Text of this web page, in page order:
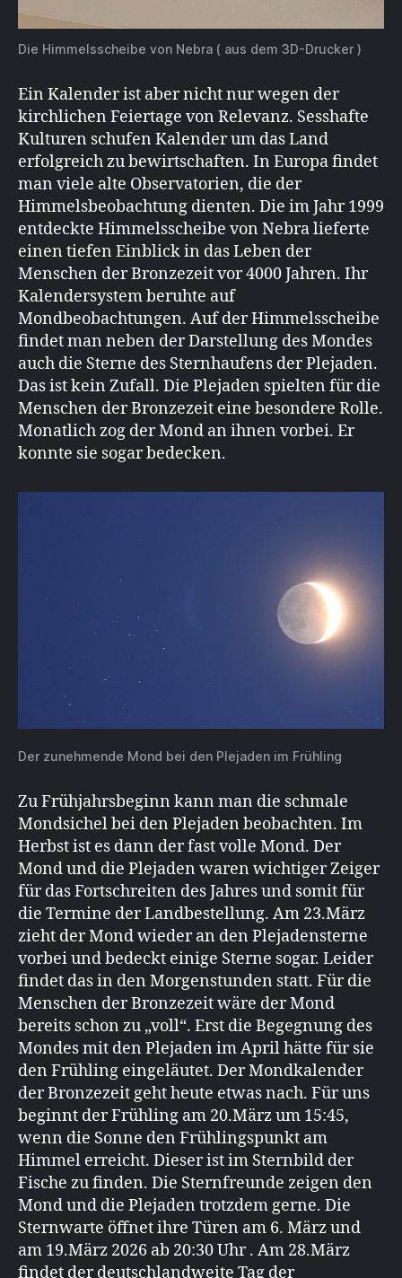
Die Himmelsscheibe von Nebra ( aus dem 3D-Drucker )
Ein Kalender ist aber nicht nur wegen der
kirchlichen Feiertage von Relevanz. Sesshafte
Kulturen schufen Kalender um das Land
erfolgreich zu bewirtschaften. In Europa findet
man viele alte Observatorien, die der
Himmelsbeobachtung dienten. Die im Jahr 1999
entdeckte Himmelsscheibe von Nebra lieferte
einen tiefen Einblick in das Leben der
Menschen der Bronzezeit vor 4000 Jahren. Ihr
Kalendersystem beruhte auf
Mondbeobachtungen. Auf der Himmelsscheibe
findet man neben der Darstellung des Mondes
auch die Sterne des Sternhaufens der Plejaden.
Das ist kein Zufall. Die Plejaden spielten für die
Menschen der Bronzezeit eine besondere Rolle.
Monatlich zog der Mond an ihnen vorbei. Er
konnte sie sogar bedecken.
Der zunehmende Mond bei den Plejaden im Frühling
Zu Frühjahrsbeginn kann man die schmale
Mondsichel bei den Plejaden beobachten. Im
Herbst ist es dann der fast volle Mond. Der
Mond und die Plejaden waren wichtiger Zeiger
für das Fortschreiten des Jahres und somit für
die Termine der Landbestellung. Am 23.März
zieht der Mond wieder an den Plejadensterne
vorbei und bedeckt einige Sterne sogar. Leider
findet das in den Morgenstunden statt. Für die
Menschen der Bronzezeit wäre der Mond
bereits schon zu „voll“. Erst die Begegnung des
Mondes mit den Plejaden im April hätte für sie
den Frühling eingeläutet. Der Mondkalender
der Bronzezeit geht heute etwas nach. Für uns
beginnt der Frühling am 20.März um 15:45,
wenn die Sonne den Frühlingspunkt am
Himmel erreicht. Dieser ist im Sternbild der
Fische zu finden. Die Sternfreunde zeigen den
Mond und die Plejaden trotzdem gerne. Die
Sternwarte öffnet ihre Türen am 6. März und
am 19.März 2026 ab 20:30 Uhr . Am 28.März
findet der deutschlandweite Tag der